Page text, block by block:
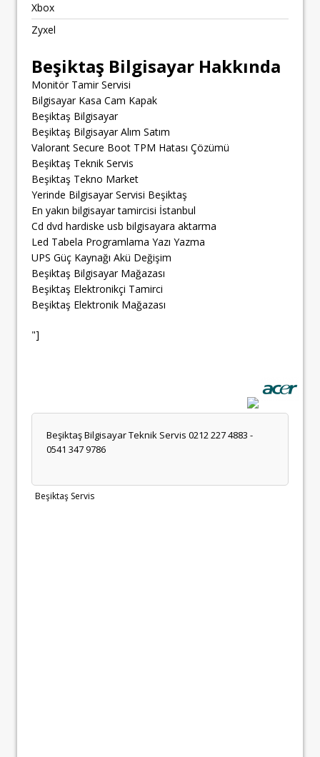
Xbox
Zyxel
Beşiktaş Bilgisayar Hakkında
Monitör Tamir Servisi
Bilgisayar Kasa Cam Kapak
Beşiktaş Bilgisayar
Beşiktaş Bilgisayar Alım Satım
Valorant Secure Boot TPM Hatası Çözümü
Beşiktaş Teknik Servis
Beşiktaş Tekno Market
Yerinde Bilgisayar Servisi Beşiktaş
En yakın bilgisayar tamircisi İstanbul
Cd dvd hardiske usb bilgisayara aktarma
Led Tabela Programlama Yazı Yazma
UPS Güç Kaynağı Akü Değişim
Beşiktaş Bilgisayar Mağazası
Beşiktaş Elektronikçi Tamirci
Beşiktaş Elektronik Mağazası
"]
Beşiktaş Bilgisayar Teknik Servis 0212 227 4883 -
0541 347 9786
Beşiktaş Servis